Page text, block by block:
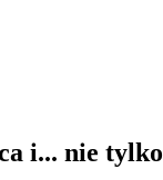
i... nie tylko